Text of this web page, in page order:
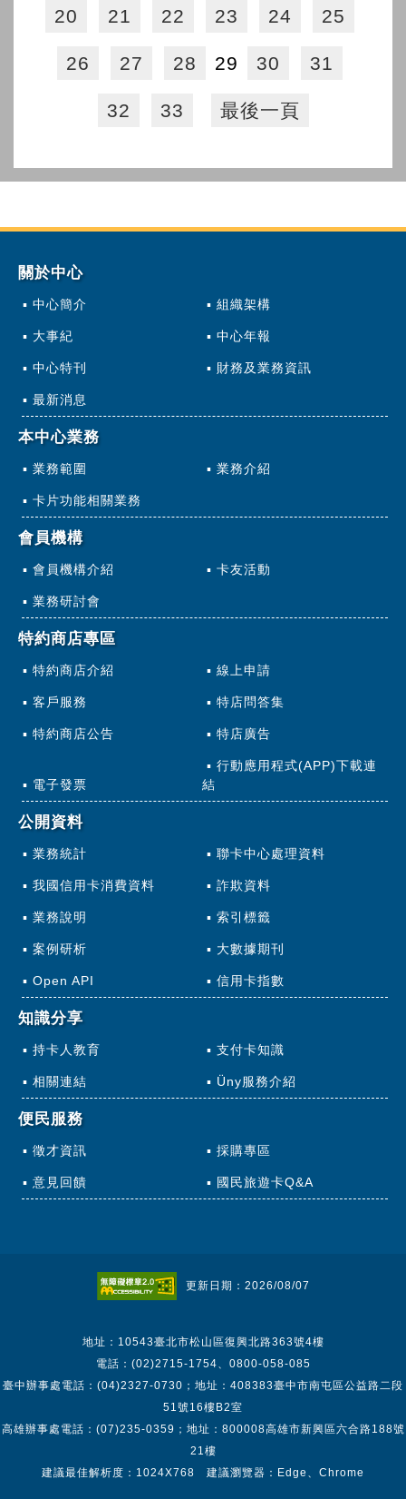
20 21 22 23 24 25
26 27 28 29 30 31
32 33 最後一頁
關於中心
中心簡介 組織架構
大事紀 中心年報
中心特刊 財務及業務資訊
最新消息
本中心業務
業務範圍 業務介紹
卡片功能相關業務
會員機構
會員機構介紹 卡友活動
業務研討會
特約商店專區
特約商店介紹 線上申請
客戶服務 特店問答集
特約商店公告 特店廣告
電子發票
行動應用程式(APP)下載連
結
公開資料
業務統計 聯卡中心處理資料
我國信用卡消費資料 詐欺資料
業務說明 索引標籤
案例研析 大數據期刊
Open API 信用卡指數
知識分享
持卡人教育 支付卡知識
相關連結 Üny服務介紹
便民服務
徵才資訊 採購專區
意見回饋 國民旅遊卡Q&A
更新日期：2026/08/07
地址：10543臺北市松山區復興北路363號4樓
電話：(02)2715-1754、0800-058-085
臺中辦事處電話：(04)2327-0730；地址：408383臺中市南屯區公益路二段
51號16樓B2室
高雄辦事處電話：(07)235-0359；地址：800008高雄市新興區六合路188號
21樓
建議最佳解析度：1024X768 建議瀏覽器：Edge、Chrome